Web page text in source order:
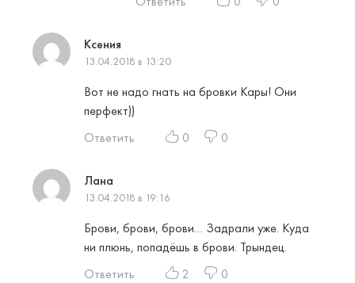
Ксения
13.04.2018 в 13:20
Вот не надо гнать на бровки Кары! Они
перфект))
Ответить
0 0
Лана
13.04.2018 в 19:16
Брови, брови, брови… Задрали уже. Куда
ни плюнь, попадёшь в брови. Трындец.
Ответить
2 0